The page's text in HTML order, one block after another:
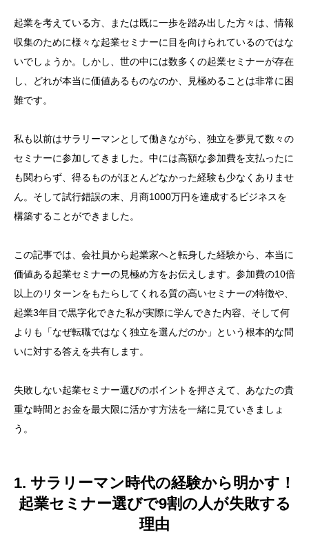
起業を考えている方、または既に一歩を踏み出した方々は、情報
収集のために様々な起業セミナーに目を向けられているのではな
いでしょうか。しかし、世の中には数多くの起業セミナーが存在
し、どれが本当に価値あるものなのか、見極めることは非常に困
難です。
私も以前はサラリーマンとして働きながら、独立を夢見て数々の
セミナーに参加してきました。中には高額な参加費を支払ったに
も関わらず、得るものがほとんどなかった経験も少なくありませ
ん。そして試行錯誤の末、月商1000万円を達成するビジネスを
構築することができました。
この記事では、会社員から起業家へと転身した経験から、本当に
価値ある起業セミナーの見極め方をお伝えします。参加費の10倍
以上のリターンをもたらしてくれる質の高いセミナーの特徴や、
起業3年目で黒字化できた私が実際に学んできた内容、そして何
よりも「なぜ転職ではなく独立を選んだのか」という根本的な問
いに対する答えを共有します。
失敗しない起業セミナー選びのポイントを押さえて、あなたの貴
重な時間とお金を最大限に活かす方法を一緒に見ていきましょ
う。
1. サラリーマン時代の経験から明かす！
起業セミナー選びで9割の人が失敗する
理由